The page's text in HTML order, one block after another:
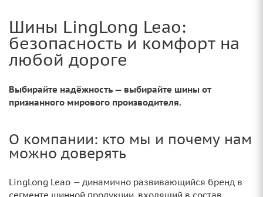
Шины LingLong Leao:
безопасность и комфорт на
любой дороге
Выбирайте надёжность — выбирайте шины от
признанного мирового производителя.
О компании: кто мы и почему нам
можно доверять
LingLong Leao — динамично развивающийся бренд в